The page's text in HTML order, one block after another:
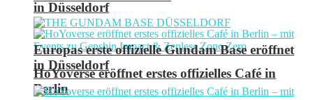
in Düsseldorf
HoYoverse eröffnet erstes offizielles Café in
Berlin
Europas erste offizielle Gundam Base eröffnet
in Düsseldorf